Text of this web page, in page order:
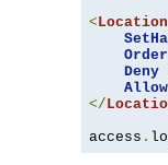
<Location
Order
Deny
Allow
</
access .